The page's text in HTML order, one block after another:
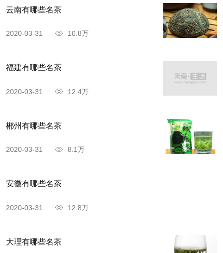
又好喝，深受大家的喜爱。
著名特产，中国地理标志产品(农产品地理标志)。
云南有哪些名茶
2020-03-31 10.8万
福建有哪些名茶
2020-03-31 12.4万
郴州有哪些名茶
2020-03-31 8.1万
安徽有哪些名茶
2020-03-31 12.8万
大理有哪些名茶